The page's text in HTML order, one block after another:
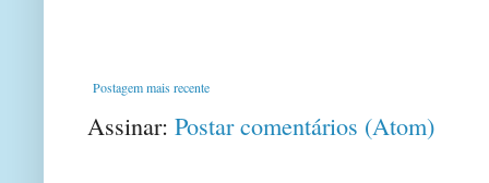
Postagem mais recente
Assinar: Postar comentários (Atom)